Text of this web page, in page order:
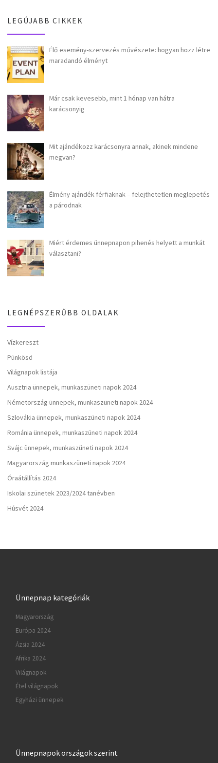
LEGÚJABB CIKKEK
Élő esemény-szervezés művészete: hogyan hozz létre
maradandó élményt
Már csak kevesebb, mint 1 hónap van hátra
karácsonyig
Mit ajándékozz karácsonyra annak, akinek mindene
megvan?
Élmény ajándék férfiaknak – felejthetetlen meglepetés
a párodnak
Miért érdemes ünnepnapon pihenés helyett a munkát
választani?
LEGNÉPSZERŰBB OLDALAK
Vízkereszt
Pünkösd
Világnapok listája
Ausztria ünnepek, munkaszüneti napok 2024
Németország ünnepek, munkaszüneti napok 2024
Szlovákia ünnepek, munkaszüneti napok 2024
Románia ünnepek, munkaszüneti napok 2024
Svájc ünnepek, munkaszüneti napok 2024
Magyarország munkaszüneti napok 2024
Óraátállítás 2024
Iskolai szünetek 2023/2024 tanévben
Húsvét 2024
Ünnepnap kategóriák
Magyarország
Európa 2024
Ázsia 2024
Afrika 2024
Világnapok
Étel világnapok
Egyházi ünnepek
Ünnepnapok országok szerint